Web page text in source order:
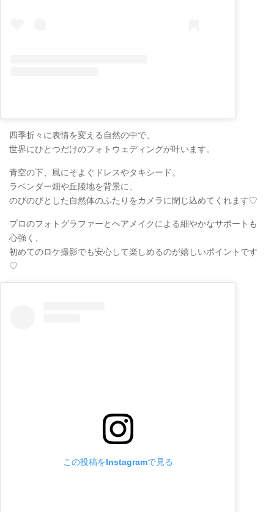
四季折々に表情を変える自然の中で、
世界にひとつだけのフォトウェディングが叶います。
青空の下、風にそよぐドレスやタキシード。
ラベンダー畑や丘陵地を背景に、
のびのびとした自然体のふたりをカメラに閉じ込めてくれます♡
プロのフォトグラファーとヘアメイクによる細やかなサポートも
心強く、
初めてのロケ撮影でも安心して楽しめるのが嬉しいポイントです
♡
この投稿をInstagramで見る